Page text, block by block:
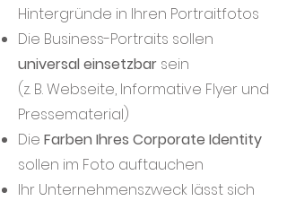
Hintergründe in Ihren Portraitfotos
Die Business-Portraits sollen
universal einsetzbar sein
(z. B. Webseite, Informative Flyer und
Pressematerial)
Die Farben Ihres Corporate Identity
sollen im Foto auftauchen
Ihr Unternehmenszweck lässt sich